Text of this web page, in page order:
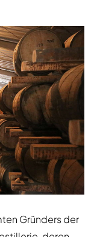
Gründers der